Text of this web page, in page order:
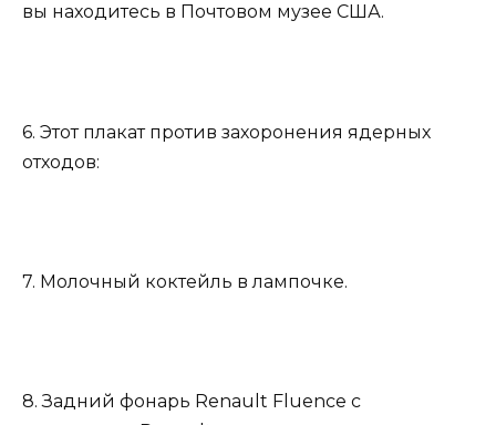
вы находитесь в Почтовом музее США.
6. Этот плакат против захоронения ядерных
отходов:
7. Молочный коктейль в лампочке.
8. Задний фонарь Renault Fluence с